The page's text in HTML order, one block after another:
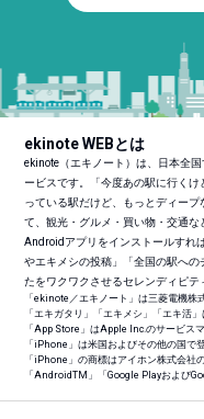
ekinote WEBとは
ekinote（エキノート）は、日本全
ービスです。「今度あの駅に行く
っている駅だけど、もっとディー
て、観光・グルメ・買い物・交通
Androidアプリをインストールすれ
やエキメシの投稿」「全国の駅へ
たをワクワクさせるセレンディピテ
「ekinote／エキノート」は三菱電機株
「エキガタリ」「エキメシ」「エキ活
「App Store」はApple Inc.のサービスマ
「iPhone」は米国およびその他の国で
「iPhone」の商標はアイホン株式会社
「AndroidTM 」「Google Playおよび